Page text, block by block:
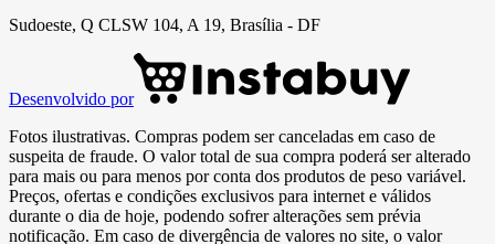
Sudoeste, Q CLSW 104, A 19, Brasília - DF
Desenvolvido por
Fotos ilustrativas. Compras podem ser canceladas em caso de
suspeita de fraude. O valor total de sua compra poderá ser alterado
para mais ou para menos por conta dos produtos de peso variável.
Preços, ofertas e condições exclusivos para internet e válidos
durante o dia de hoje, podendo sofrer alterações sem prévia
notificação. Em caso de divergência de valores no site, o valor